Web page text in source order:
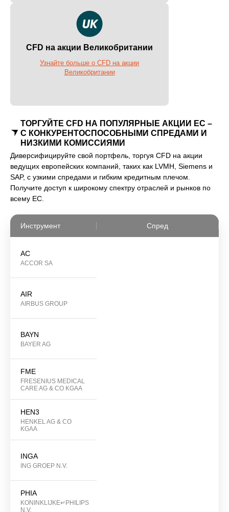
CFD на акции Великобритании
Узнайте больше о CFD на акции
Великобритании
ТОРГУЙТЕ CFD НА ПОПУЛЯРНЫЕ АКЦИИ ЕС –
С КОНКУРЕНТОСПОСОБНЫМИ СПРЕДАМИ И
НИЗКИМИ КОМИССИЯМИ
Диверсифицируйте свой портфель, торгуя CFD на акции
ведущих европейских компаний, таких как LVMH, Siemens и
SAP, с узкими спредами и гибким кредитным плечом.
Получите доступ к широкому спектру отраслей и рынков по
всему ЕС.
Инструмент
AC
ACCOR SA
AIR
AIRBUS GROUP
BAYN
BAYER AG
FME
FRESENIUS MEDICAL
CARE AG & CO KGAA
HEN3
HENKEL AG & CO
KGAA
INGA
ING GROEP N.V.
PHIA
KONINKLIJKE↵PHILIPS
N.V.
Спред